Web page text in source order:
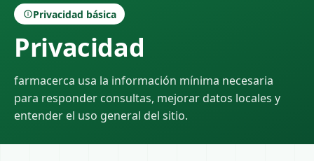
Privacidad básica
Privacidad
farmacerca usa la información mínima necesaria
para responder consultas, mejorar datos locales y
entender el uso general del sitio.